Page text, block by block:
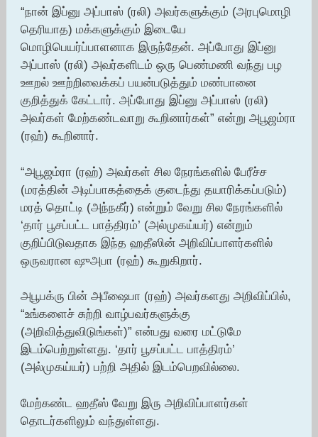
“நான் இப்னு அப்பாஸ் (ரலி) அவர்களுக்கும் (அரபுமொழி
தெரியாத) மக்களுக்கும் இடையே
மொழிபெயர்ப்பாளனாக இருந்தேன். அப்போது இப்னு
அப்பாஸ் (ரலி) அவர்களிடம் ஒரு பெண்மணி வந்து பழ
ஊறல் ஊற்றிவைக்கப் பயன்படுத்தும் மண்பானை
குறித்துக் கேட்டார். அப்போது இப்னு அப்பாஸ் (ரலி)
அவர்கள் மேற்கண்டவாறு கூறினார்கள்” என்று அபூஜம்ரா
(ரஹ்) கூறினார்.
“அபூஜம்ரா (ரஹ்) அவர்கள் சில நேரங்களில் பேரீச்ச
(மரத்தின் அடிப்பாகத்தைக் குடைந்து தயாரிக்கப்படும்)
மரத் தொட்டி (அந்நகீர்) என்றும் வேறு சில நேரங்களில்
‘தார் பூசப்பட்ட பாத்திரம்’ (அல்முகய்யர்) என்றும்
குறிப்பிடுவதாக இந்த ஹதீஸின் அறிவிப்பாளர்களில்
ஒருவரான ஷுஅபா (ரஹ்) கூறுகிறார்.
அபூபக்ரு பின் அபீஷைபா (ரஹ்) அவர்களது அறிவிப்பில்,
“உங்களைச் சுற்றி வாழ்பவர்களுக்கு
(அறிவித்துவிடுங்கள்)” என்பது வரை மட்டுமே
இடம்பெற்றுள்ளது. ‘தார் பூசப்பட்ட பாத்திரம்’
(அல்முகய்யர்) பற்றி அதில் இடம்பெறவில்லை.
மேற்கண்ட ஹதீஸ் வேறு இரு அறிவிப்பாளர்கள்
தொடர்களிலும் வந்துள்ளது.